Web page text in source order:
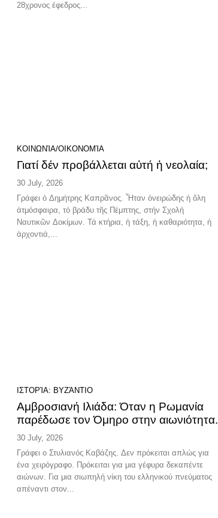
28χρονος έφεδρος...
ΚΟΙΝΩΝΊΑ/ΟΙΚΟΝΟΜΊΑ
Γιατί δέν προβάλλεται αὐτή ἡ νεολαία;
30 July, 2026
Γράφει ὁ Δημήτρης Καπρᾶνος. Ἦταν ὀνειρώδης ἡ ὅλη
ἀτμόσφαιρα, τό βράδυ τῆς Πέμπτης, στήν Σχολή
Ναυτικῶν Δοκίμων. Τά κτήρια, ἡ τάξη, ἡ καθαριότητα, ἡ
ἀρχοντιά,...
ΙΣΤΟΡΊΑ: ΒΥΖΆΝΤΙΟ
Αμβροσιανή Ιλιάδα: Όταν η Ρωμανία
παρέδωσε τον Όμηρο στην αιωνιότητα.
30 July, 2026
Γράφει ο Στυλιανός Καβάζης. Δεν πρόκειται απλώς για
ένα χειρόγραφο. Πρόκειται για μια γέφυρα δεκαπέντε
αιώνων. Για μια σιωπηλή νίκη του ελληνικού πνεύματος
απέναντι στον...